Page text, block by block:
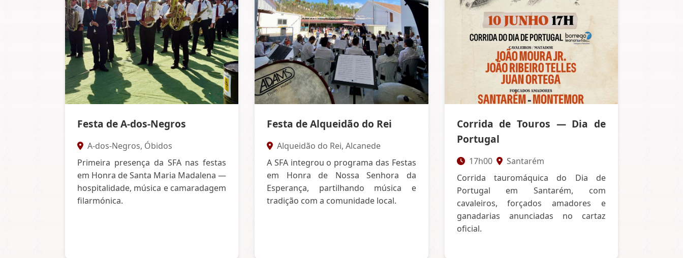
Festa de A-dos-Negros
A-dos-Negros, Óbidos
Primeira presença da SFA nas festas
em Honra de Santa Maria Madalena —
hospitalidade, música e camaradagem
filarmónica.
Festa de Alqueidão do Rei
Alqueidão do Rei, Alcanede
A SFA integrou o programa das Festas
em Honra de Nossa Senhora da
Esperança, partilhando música e
tradição com a comunidade local.
Corrida de Touros — Dia de
Portugal
17h00
Santarém
Corrida tauromáquica do Dia de
Portugal em Santarém, com
cavaleiros, forçados amadores e
ganadarias anunciadas no cartaz
oficial.